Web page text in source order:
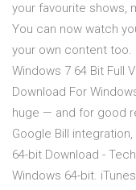
your favourite shows,
You can now watch
your own content too.
Windows 7 64 Bit Full
Download For
huge — and for good
Google Bill
64-bit Download -
Windows 64-bit.